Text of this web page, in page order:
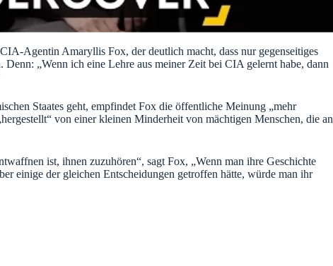
Agentin Amaryllis Fox, der deutlich macht, dass nur gegenseitiges
„Wenn ich eine Lehre aus meiner Zeit bei CIA gelernt habe, dann
Staates geht, empfindet Fox die öffentliche Meinung „mehr
von einer kleinen Minderheit von mächtigen Menschen, die an
ist, ihnen zuzuhören“, sagt Fox, „Wenn man ihre Geschichte
einige der gleichen Entscheidungen getroffen hätte, würde man ihr